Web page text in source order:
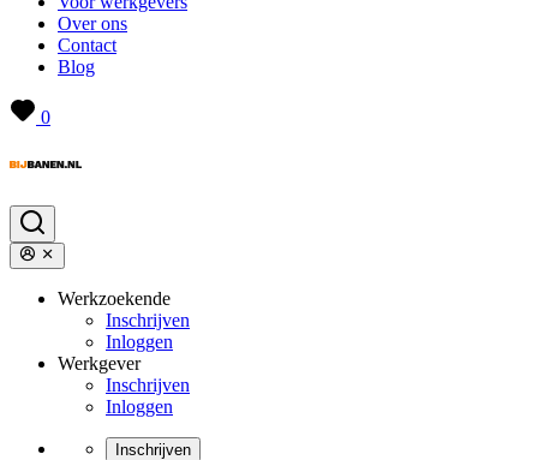
Over ons
Contact
Blog
0
Werkzoekende
Inschrijven
Inloggen
Werkgever
Inschrijven
Inloggen
Inschrijven